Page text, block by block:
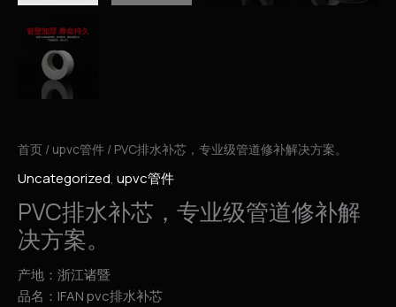
首页 / upvc管件 / PVC排水补芯，专业级管道修补解决方案。
Uncategorized, upvc管件
PVC排水补芯，专业级管道修补解
决方案。
产地：浙江诸暨
品名：IFAN pvc排水补芯